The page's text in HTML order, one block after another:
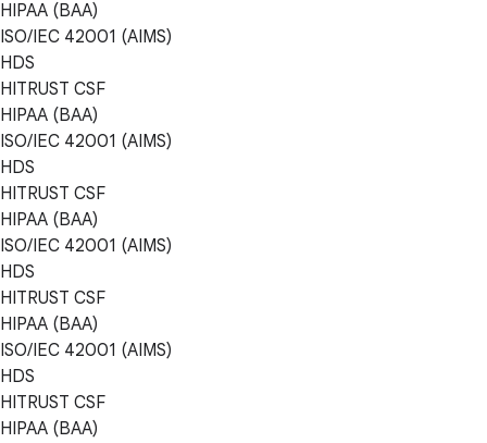
HIPAA (BAA)
ISO/IEC 42001 (AIMS)
HDS
HITRUST CSF
HIPAA (BAA)
ISO/IEC 42001 (AIMS)
HDS
HITRUST CSF
HIPAA (BAA)
ISO/IEC 42001 (AIMS)
HDS
HITRUST CSF
HIPAA (BAA)
ISO/IEC 42001 (AIMS)
HDS
HITRUST CSF
HIPAA (BAA)